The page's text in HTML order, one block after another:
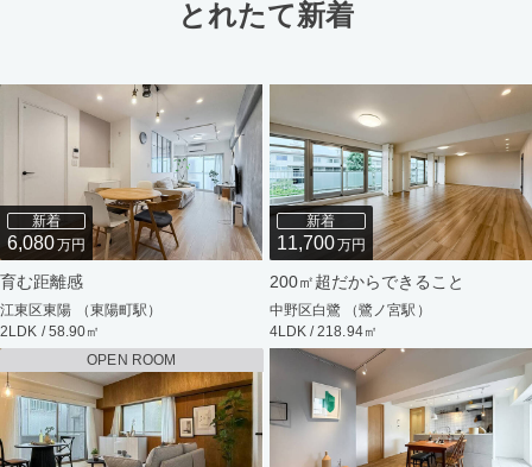
とれたて新着
新着
6,080万円
育む距離感
江東区東陽 （東陽町駅）
2LDK / 58.90㎡
新着
11,700万円
200㎡超だからできること
中野区白鷺 （鷺ノ宮駅）
4LDK / 218.94㎡
OPEN ROOM